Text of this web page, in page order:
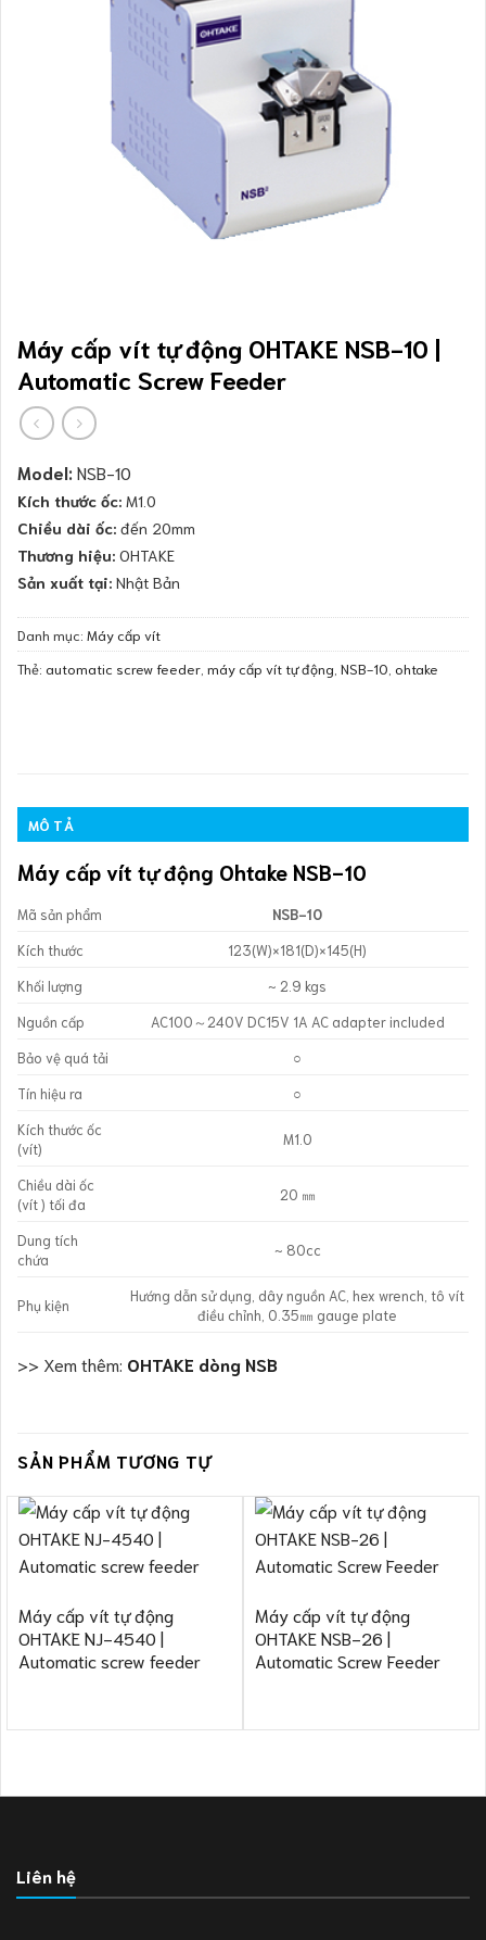
Máy cấp vít tự động OHTAKE NSB-10 |
Automatic Screw Feeder
Model: NSB-10
Kích thước ốc: M1.0
Chiều dài ốc: đến 20mm
Thương hiệu: OHTAKE
Sản xuất tại: Nhật Bản
Danh mục: Máy cấp vít
Thẻ: automatic screw feeder máy cấp vít tự động NSB-10 ohtake
MÔ TẢ
Máy cấp vít tự động Ohtake NSB-10
Mã sản phẩm
NSB-10
Kích thước
123(W)×181(D)×145(H)
Khối lượng
~ 2.9 kgs
Nguồn cấp
AC100～240V DC15V 1A AC adapter included
Bảo vệ quá tải
○
Tín hiệu ra
○
Kích thước ốc
(vít)
M1.0
Chiều dài ốc
(vít ) tối đa
20 ㎜
Dung tích
chứa
~ 80cc
Phụ kiện
Hướng dẫn sử dụng, dây nguồn AC, hex wrench, tô vít
điều chỉnh, 0.35㎜ gauge plate
>> Xem thêm: OHTAKE dòng NSB
SẢN PHẨM TƯƠNG TỰ
Máy cấp vít tự động
OHTAKE NJ-4540 |
Automatic screw feeder
Máy cấp vít tự động
OHTAKE NSB-26 |
Automatic Screw Feeder
Liên hệ